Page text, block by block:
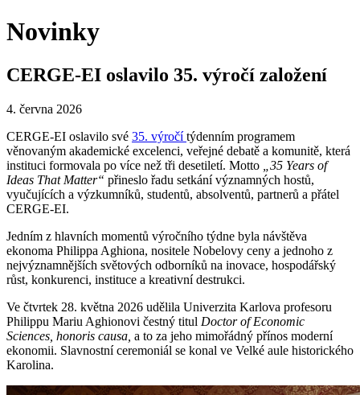
Novinky
CERGE-EI oslavilo 35. výročí založení
4. června 2026
CERGE-EI oslavilo své 35. výročítýdenním programem
věnovaným akademické excelenci, veřejné debatě a komunitě, která
instituci formovala po více než tři desetiletí. Motto
„35 Years of
Ideas That Matter“ přineslo řadu setkání významných hostů,
vyučujících a výzkumníků, studentů, absolventů, partnerů a přátel
CERGE-EI.
Jedním z hlavních momentů výročního týdne byla návštěva
ekonoma Philippa Aghiona, nositele Nobelovy ceny a jednoho z
nejvýznamnějších světových odborníků na inovace, hospodářský
růst, konkurenci, instituce a kreativní destrukci.
Ve čtvrtek 28. května 2026 udělila Univerzita Karlova profesoru
Philippu Mariu Aghionovi čestný titul Doctor of Economic
Sciences, honoris causa, a to za jeho mimořádný přínos moderní
ekonomii. Slavnostní ceremoniál se konal ve Velké aule historického
Karolina.